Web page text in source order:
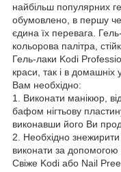
найбільш популярних
обумовлено, в першу
єдина їх перевага.
кольорова палітра,
Гель-лаки Kodi
краси, так і в
Вам необхідно:
1. Виконати манікюр,
бафом нігтьову
виконавши його Ви
2. Необхідно
виконати за допомогою
Свіже Kodi або Nail